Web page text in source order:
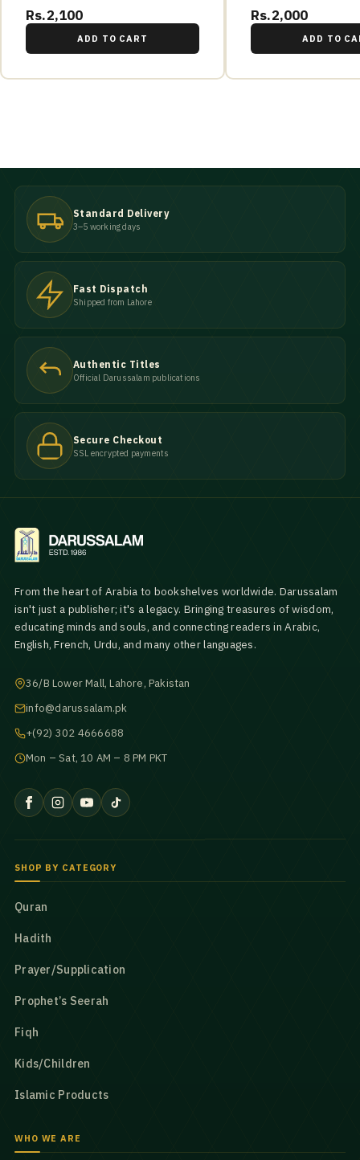
Rs.2,100
ADD TO CART
Rs.2,000
ADD TO
Standard Delivery
3–5 working days
Fast Dispatch
Shipped from Lahore
Authentic Titles
Official Darussalam publications
Secure Checkout
SSL encrypted payments
From the heart of Arabia to bookshelves worldwide. Darussalam
isn't just a publisher; it's a legacy. Bringing treasures of wisdom,
educating minds and souls, and connecting readers in Arabic,
English, French, Urdu, and many other languages.
36/B Lower Mall, Lahore, Pakistan
info@darussalam.pk
+(92) 302 4666688
Mon – Sat, 10 AM – 8 PM PKT
SHOP BY CATEGORY
Quran
Hadith
Prayer/Supplication
Prophet’s Seerah
Fiqh
Kids/Children
Islamic Products
WHO WE ARE